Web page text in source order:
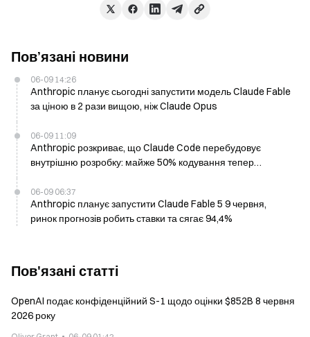
Пов’язані новини
06-09 14:26
Anthropic планує сьогодні запустити модель Claude Fable
за ціною в 2 рази вищою, ніж Claude Opus
06-09 11:09
Anthropic розкриває, що Claude Code перебудовує
внутрішню розробку: майже 50% кодування тепер
06-09 06:37
Anthropic планує запустити Claude Fable 5 9 червня,
ринок прогнозів робить ставки та сягає 94,4%
Пов'язані статті
OpenAI подає конфіденційний S-1 щодо оцінки $852B 8 червня
2026 року